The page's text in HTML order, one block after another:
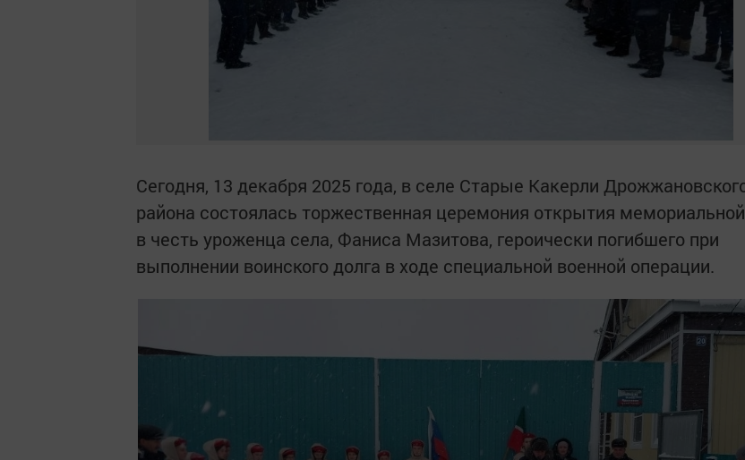
Сегодня, 13 декабря 2025 года, в селе Старые Какерли
района состоялась торжественная церемония открытия
в честь уроженца села, Фаниса Мазитова, героически погибшего при
выполнении воинского долга в ходе специальной военной операции.